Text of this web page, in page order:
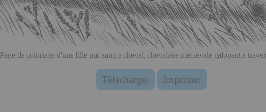
Page de coloriage d'une fille pur-sang à cheval, chevalière médiévale galopant à
Télécharger Imprimer